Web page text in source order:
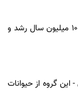
این گروه از پستانداران که اکنون منقرض شده اند همزمان با دایناسورها در عصر ژوراسیک پدیدار شدند و برای بیش از ۱۰۰ میلیون سال رشد و
گروه از حیوانات